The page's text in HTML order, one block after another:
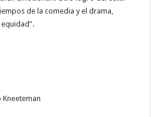
de la comedia y el drama,
Kneeteman